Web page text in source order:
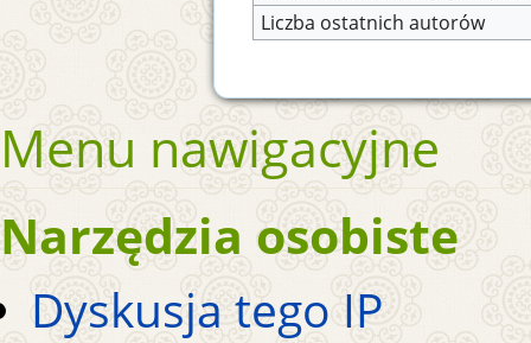
Liczba ostatnich autorów
Menu nawigacyjne
Narzędzia osobiste
Dyskusja tego IP